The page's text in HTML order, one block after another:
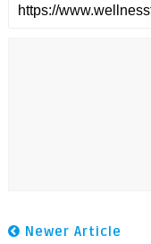
Newer Article